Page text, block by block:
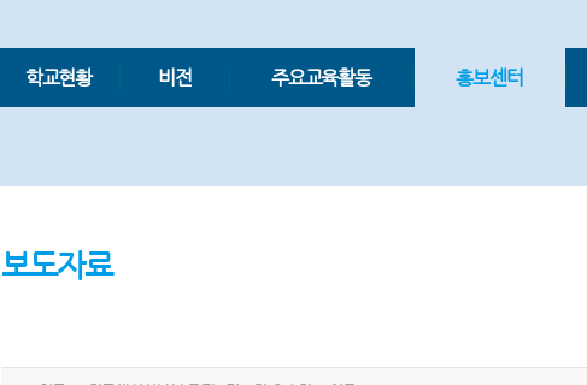
학교현황 비전 주요교육활동 홍보센터
보도자료